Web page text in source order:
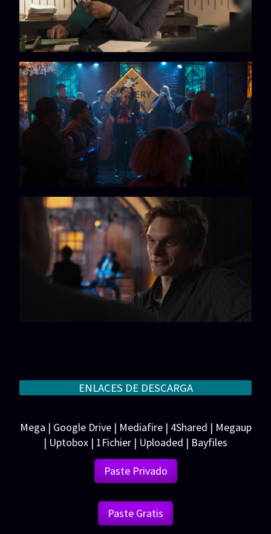
ENLACES DE DESCARGA
Mega | Google Drive | Mediafire | 4Shared | Megaup
| Uptobox | 1Fichier | Uploaded | Bayfiles
Paste Privado
Paste Gratis